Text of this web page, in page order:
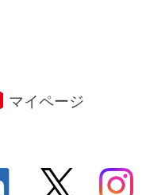
マイページ